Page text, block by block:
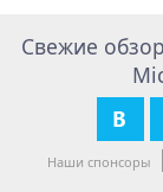
Свежие
Наши спонсоры